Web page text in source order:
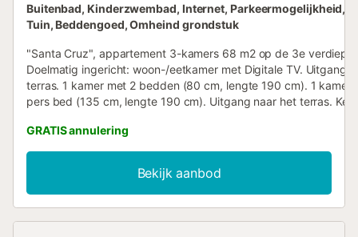
Buitenbad, Kinderzwembad, Internet, Parkeermogelijkheid,
Tuin, Beddengoed, Omheind grondstuk
"Santa Cruz", appartement 3-kamers 68 m2 op de 3e
Doelmatig ingericht: woon-/eetkamer met Digitale TV. Uitgang
terras. 1 kamer met 2 bedden (80 cm, lengte 190 cm). 1 kamer
pers bed (135 cm, lengte 190 cm). Uitgang naar het terras.
magnetron, elektrische koffiemachine). Douche/bidet/WC. Geen
verwarmingsmogelijkheid. 2 terrassen 6 m2. Terrasmeubelen.
beschikking: wasmachine, strijkijzer, kinderstoel, kinderbed tot
haardroger. Internet (WiFi, gratis). Geschikt voor families. TV
HUTG021849 // Reg. Nr.:
GRATIS annulering
Bekijk aanbod